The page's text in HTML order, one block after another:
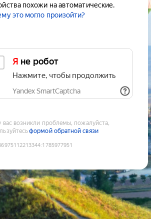
похожи на автоматические.
это могло произойти?
Я не робот
Нажмите, чтобы продолжить
Yandex SmartCaptcha
вас возникли проблемы, пожалуйста,
формой обратной связи
:1785977951